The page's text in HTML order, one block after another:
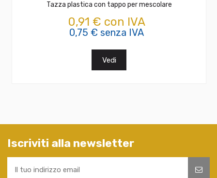
Tazza plastica con tappo per mescolare
0,91 € con IVA
0,75 € senza IVA
Vedi
Iscriviti alla newsletter